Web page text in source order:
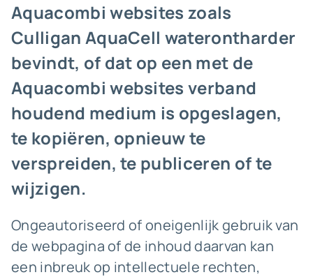
Aquacombi websites zoals
Culligan AquaCell waterontharder
bevindt, of dat op een met de
Aquacombi websites verband
houdend medium is opgeslagen,
te kopiëren, opnieuw te
verspreiden, te publiceren of te
wijzigen.
Ongeautoriseerd of oneigenlijk gebruik van
de webpagina of de inhoud daarvan kan
een inbreuk op intellectuele rechten,